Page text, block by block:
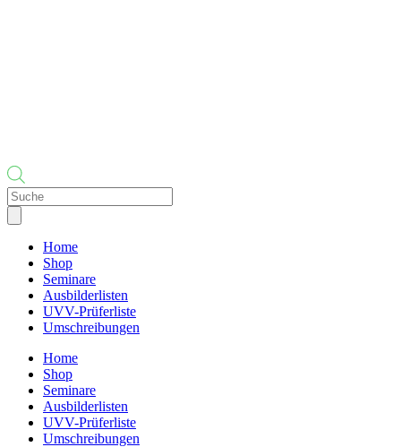
Products
search
Home
Shop
Seminare
Ausbilderlisten
UVV-Prüferliste
Umschreibungen
Home
Shop
Seminare
Ausbilderlisten
UVV-Prüferliste
Umschreibungen